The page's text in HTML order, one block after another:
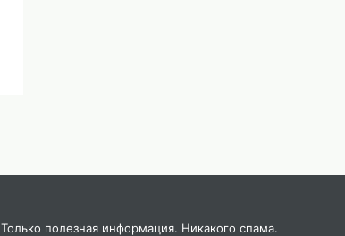
Только полезная информация. Никакого спама.